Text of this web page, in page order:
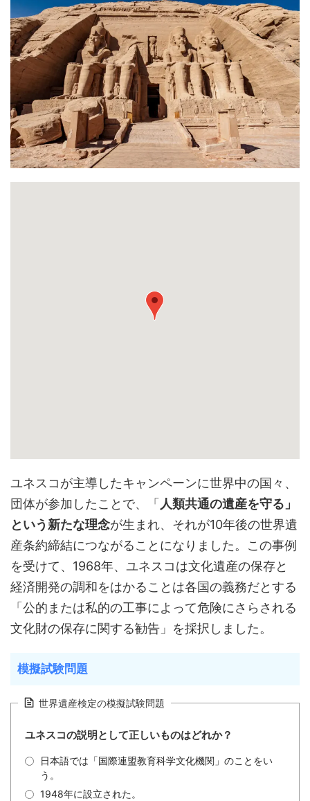
ユネスコが主導したキャンペーンに世界中の国々、
団体が参加したことで、「 人類共通の遺産を守る」
という新たな理念が生まれ、それが10年後の世界遺
産条約締結につながることになりました。この事例
を受けて、1968年、ユネスコは文化遺産の保存と
経済開発の調和をはかることは各国の義務だとする
「公的または私的の工事によって危険にさらされる
文化財の保存に関する勧告」を採択しました。
模擬試験問題
世界遺産検定の模擬試験問題
ユネスコの説明として正しいものはどれか？
日本語では「国際連盟教育科学文化機関」のことをい
う。
1948年に設立された。